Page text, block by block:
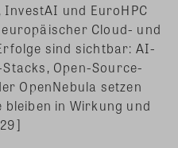
und EuroHPC
Cloud- und
sind sichtbar: AI-
Open-Source-
OpenNebula setzen
in Wirkung und